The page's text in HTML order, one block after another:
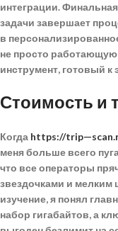
интеграции.
задачи завершает
в
не просто
инструмент, готовый к
Стоимость и
Когда https://
меня больше всего
что все операторы
звездочками и
изучение, я понял
набор гигабайтов, а